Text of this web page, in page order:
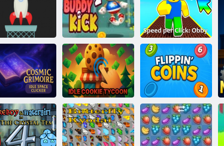
Raketenflip
Super Buddy
Kick 2
Geschwindigkeit
pro Klick: Obby
Cosmic
Grimoire Idle
Space Clicker
Idle Cookie
Tycoon
Münzen werfen